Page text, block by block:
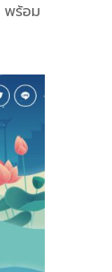
พร้อม